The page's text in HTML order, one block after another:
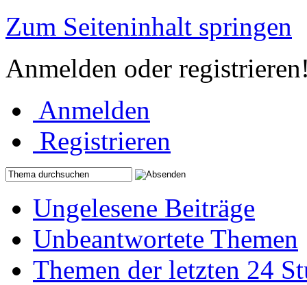
Zum Seiteninhalt springen
Anmelden oder
Anmelden
Registrieren
Ungelesene Beiträge
Unbeantwortete Themen
Themen der letzten 24